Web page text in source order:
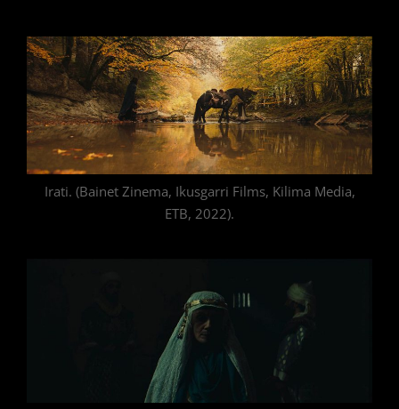
Irati. (Bainet Zinema, Ikusgarri Films, Kilima Media,
ETB, 2022).